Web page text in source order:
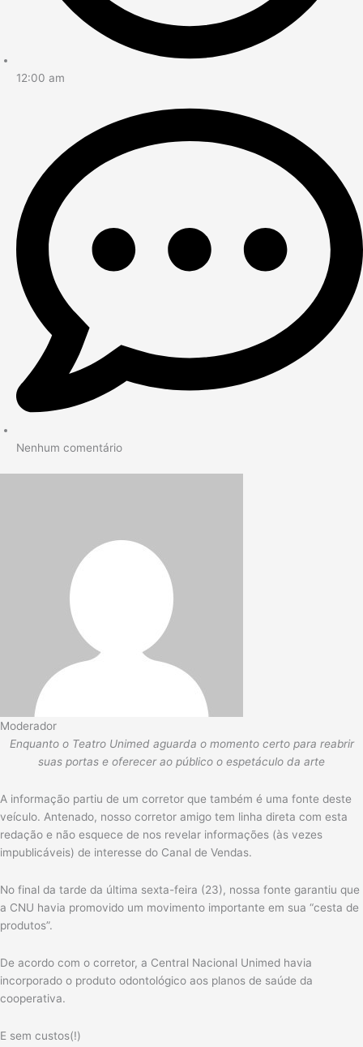
12:00 am
Nenhum comentário
Moderador
Enquanto o Teatro Unimed aguarda o momento certo para reabrir
suas portas e oferecer ao público o espetáculo da arte
A informação partiu de um corretor que também é uma fonte deste
veículo. Antenado, nosso corretor amigo tem linha direta com esta
redação e não esquece de nos revelar informações (às vezes
impublicáveis) de interesse do Canal de Vendas.
No final da tarde da última sexta-feira (23), nossa fonte garantiu que
a CNU havia promovido um movimento importante em sua “cesta de
produtos”.
De acordo com o corretor, a Central Nacional Unimed havia
incorporado o produto odontológico aos planos de saúde da
cooperativa.
E sem custos(!)